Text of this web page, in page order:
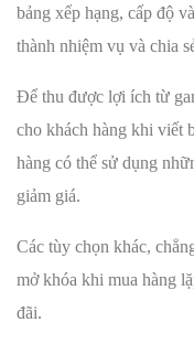
bảng xếp hạng, cấp độ
thành nhiệm vụ và chia
Để thu được lợi ích từ
cho khách hàng khi viết
hàng có thể sử dụng
giảm giá.
Các tùy chọn khác,
mở khóa khi mua hàng
đãi.